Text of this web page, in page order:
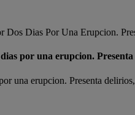
Dos Dias Por Una Erupcion.
por una erupcion. Presenta
una erupcion. Presenta